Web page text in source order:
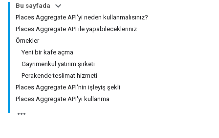
Bu sayfada
Places Aggregate API'yi neden kullanmalısınız?
Places Aggregate API ile yapabilecekleriniz
Örnekler
Yeni bir kafe açma
Gayrimenkul yatırım şirketi
Perakende teslimat hizmeti
Places Aggregate API'nin işleyiş şekli
Places Aggregate API'yi kullanma